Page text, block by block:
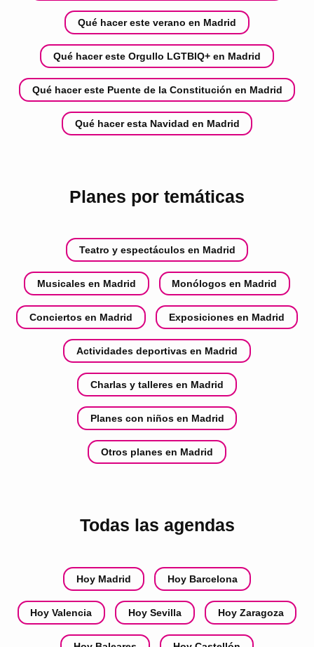
Qué hacer este verano en Madrid
Qué hacer este Orgullo LGTBIQ+ en Madrid
Qué hacer este Puente de la Constitución en Madrid
Qué hacer esta Navidad en Madrid
Planes por temáticas
Teatro y espectáculos en Madrid
Musicales en Madrid Monólogos en Madrid
Conciertos en Madrid Exposiciones en Madrid
Actividades deportivas en Madrid
Charlas y talleres en Madrid
Planes con niños en Madrid
Otros planes en Madrid
Todas las agendas
Hoy Madrid Hoy Barcelona
Hoy Valencia Hoy Sevilla Hoy Zaragoza